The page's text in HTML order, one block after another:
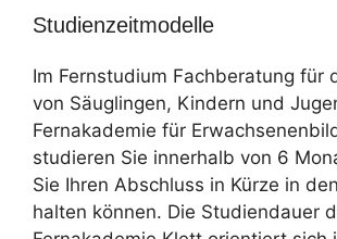
Studienzeitmodelle
Im Fernstudium Fachberatung für
von Säuglingen, Kindern und
Fernakademie für
studieren Sie innerhalb von 6
Sie Ihren Abschluss in Kürze in
halten können. Die Studiendauer